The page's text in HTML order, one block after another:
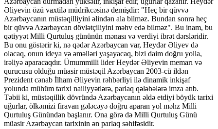
Əliyevin özü vaxtilə müdrikcəsinə demişdir: "Heç bir qüvvə
Azərbaycanın müstəqilliyini əlindən ala bilməz. Bundan sonra heç
bir qüvvə Azərbaycan dövlətçiliyini məhv edə bilməz". Bu inam, bu
qətiyyət Milli Qurtuluş gününün mənası və verdiyi ibrət dərsləridir.
Bu onu göstərir ki, nə qədər Azərbaycan var, Heydər Əliyev də
olacaq, onun ideya və əməlləri yaşayacaq, bizi daim doğru yolla,
irəliyə aparacaqdır. Ümummilli lider Heydər Əliyevin memarı və
qurucusu olduğu müasir müstəqil Azərbaycan 2003-cü ildən
Prezident cənab İlham Əliyevin rəhbərliyi ilə dinamik inkişaf
yolunda mühüm tarixi nailiyyətlərə, parlaq qələbələrə imza atıb.
Təbii ki, müstəqillik dövründə Azərbaycanın əldə etdiyi böyük tarixi
uğurlar, ölkəmizi firavan gələcəyə doğru aparan yol məhz Milli
Qurtuluş Günündən başlanır. Ona görə də Milli Qurtuluş Günü
müasir Azərbaycan tarixinin ən parlaq səhifəsidir.